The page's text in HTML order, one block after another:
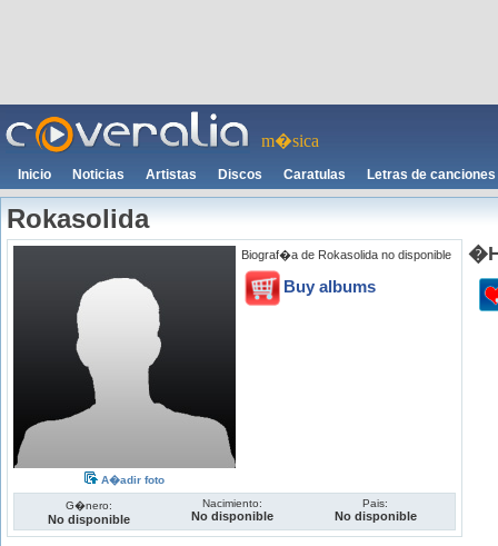
m�sica
Inicio Noticias Artistas Discos Caratulas Letras de canciones
Rokasolida
A�adir foto
Biograf�a de Rokasolida no disponible
Buy albums
G�nero:
No disponible
Nacimiento:
No disponible
Pais:
No disponible